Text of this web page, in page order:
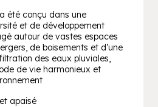
été conçu dans une
et de développement
autour de vastes espaces
de boisements et d’une
des eaux pluviales,
de vie harmonieux et
apaisé